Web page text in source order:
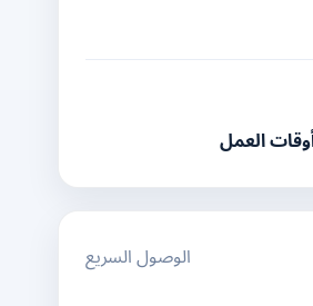
العمل
الوصول السريع